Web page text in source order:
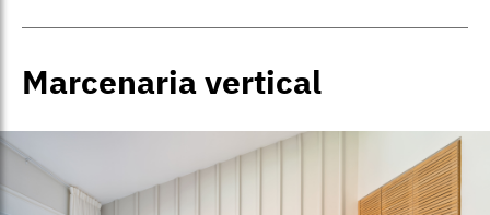
Marcenaria vertical